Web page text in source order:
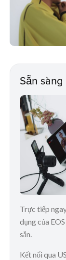
Sẵn
Trực tiếp
dụng của
sẵn.
Kết nối qua